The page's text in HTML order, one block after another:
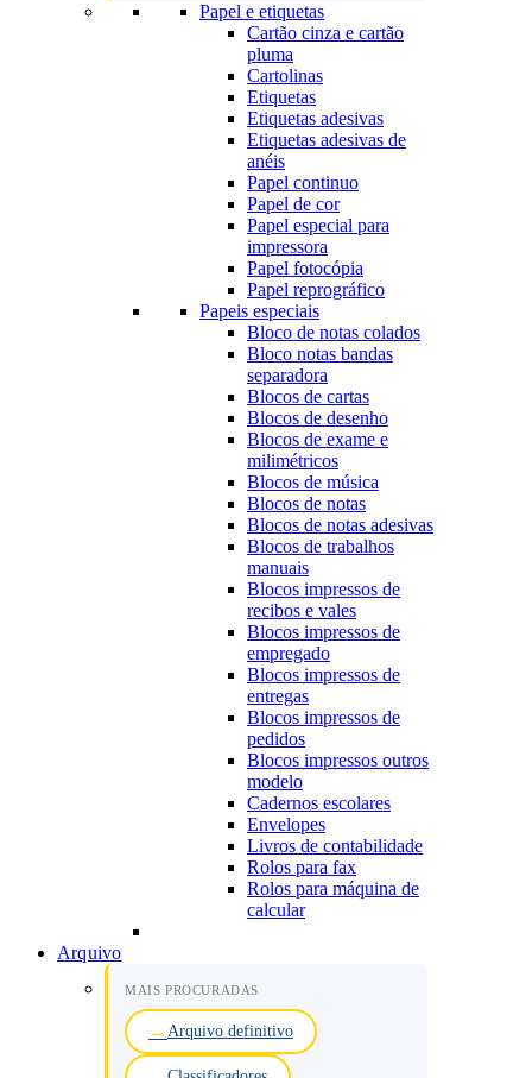
Papel e etiquetas
Cartão cinza e cartão
pluma
Cartolinas
Etiquetas
Etiquetas adesivas
Etiquetas adesivas de
anéis
Papel continuo
Papel de cor
Papel especial para
impressora
Papel fotocópia
Papel reprográfico
Papeis especiais
Bloco de notas colados
Bloco notas bandas
separadora
Blocos de cartas
Blocos de desenho
Blocos de exame e
milimétricos
Blocos de música
Blocos de notas
Blocos de notas adesivas
Blocos de trabalhos
manuais
Blocos impressos de
recibos e vales
Blocos impressos de
empregado
Blocos impressos de
entregas
Blocos impressos de
pedidos
Blocos impressos outros
modelo
Cadernos escolares
Envelopes
Livros de contabilidade
Rolos para fax
Rolos para máquina de
calcular
Arquivo
MAIS PROCURADAS
Arquivo definitivo